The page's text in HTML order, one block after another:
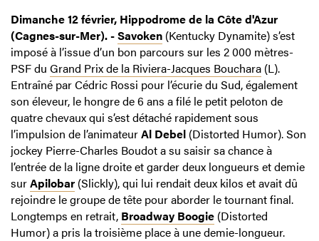
Dimanche 12 février, Hippodrome de la Côte d'Azur
(Cagnes-sur-Mer). -Savoken (Kentucky Dynamite) s’est
imposé à l’issue d’un bon parcours sur les 2 000 mètres-
PSF du Grand Prix de la Riviera-Jacques Bouchara (L).
Entraîné par Cédric Rossi pour l’écurie du Sud, également
son éleveur, le hongre de 6 ans a filé le petit peloton de
quatre chevaux qui s’est détaché rapidement sous
l’impulsion de l’animateurAl Debel (Distorted Humor). Son
jockey Pierre-Charles Boudot a su saisir sa chance à
l’entrée de la ligne droite et garder deux longueurs et demie
surApilobar (Slickly), qui lui rendait deux kilos et avait dû
rejoindre le groupe de tête pour aborder le tournant final.
Longtemps en retrait, Broadway Boogie (Distorted
Humor) a pris la troisième place à une demie-longueur.